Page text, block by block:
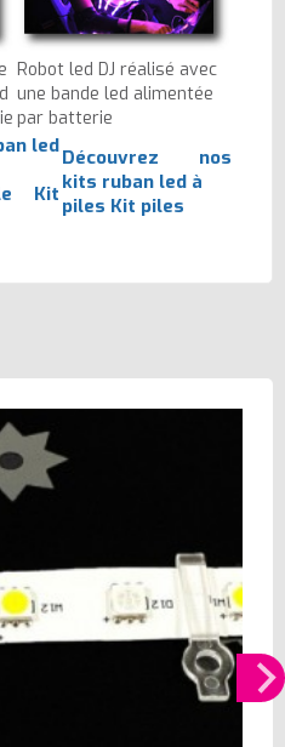
Robot led DJ réalisé avec
une bande led alimentée
par batterie
led
Kit
Découvrez nos
kits ruban led à
piles Kit piles